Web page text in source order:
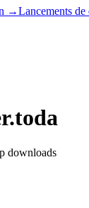
→Lancements
downloads